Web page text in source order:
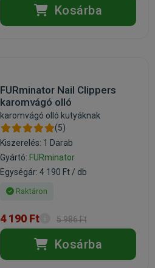
Kosárba
FURminator Nail Clippers
karomvágó olló
karomvágó olló kutyáknak
(5)
Kiszerelés: 1 Darab
Gyártó: FURminator
Egységár: 4 190 Ft / db
Raktáron
4 190 Ft 5 986 Ft
Kosárba